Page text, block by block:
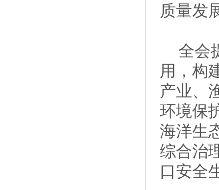
质量发
全会
用，构
产业、
环境保
海洋生
综合治
口安全